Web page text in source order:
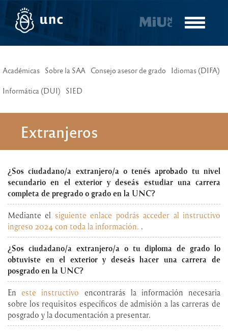
Pasar
contenido
Toggle
Académicas Sobre la SAA Consejo asesor de grado Idiomas (DIFA)
Informática (DUI) SIED
Extranjeros
¿Sos ciudadano/a extranjero/a o tenés aprobado tu nivel
secundario en el exterior y deseás estudiar una carrera
completa de pregrado o grado en la UNC?
Mediante el siguiente enlace podrás acceder al instructivo
ingreso 2024 con toda la información. .
¿Sos ciudadano/a extranjero/a o tu diploma de grado lo
obtuviste en el exterior y deseás hacer una carrera de
posgrado en la UNC?
En este instructivo encontrarás la información necesaria
sobre los requisitos específicos de admisión a las carreras de
posgrado y la documentación a presentar.